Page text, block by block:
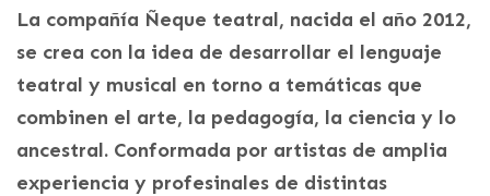
La compañía Ñeque teatral, nacida el año 2012,
se crea con la idea de desarrollar el lenguaje
teatral y musical en torno a temáticas que
combinen el arte, la pedagogía, la ciencia y lo
ancestral. Conformada por artistas de amplia
experiencia y profesinales de distintas